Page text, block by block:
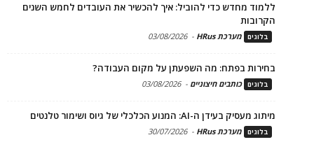
ללמוד מחדש כדי להוביל: איך להכשיר את העובדים לחמש השנים
הקרובות
בלוגים מערכת HRus -
03/08/2026
בחירות בפתח: מה השפעתן על מקום העבודה?
בלוגים כותבים חיצוניים -
03/08/2026
מיתוג מעסיק בעידן ה-AI: המנוע הכלכלי של גיוס ושימור טלנטים
בלוגים מערכת HRus -
30/07/2026